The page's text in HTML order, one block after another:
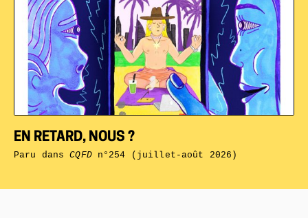
EN RETARD, NOUS ?
Paru dansCQFDn°254 (juillet-août 2026)